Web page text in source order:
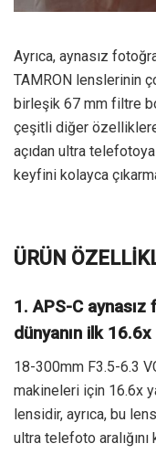
Ayrıca, aynasız
TAMRON lenslerinin
birleşik 67 mm filtre
çeşitli diğer
açıdan ultra
keyfini kolayca
ÜRÜN
1. APS-C
dünyanın ilk
18-300mm F3.5-6.3
makineleri için 16.6x
lensidir, ayrıca, bu
ultra telefoto